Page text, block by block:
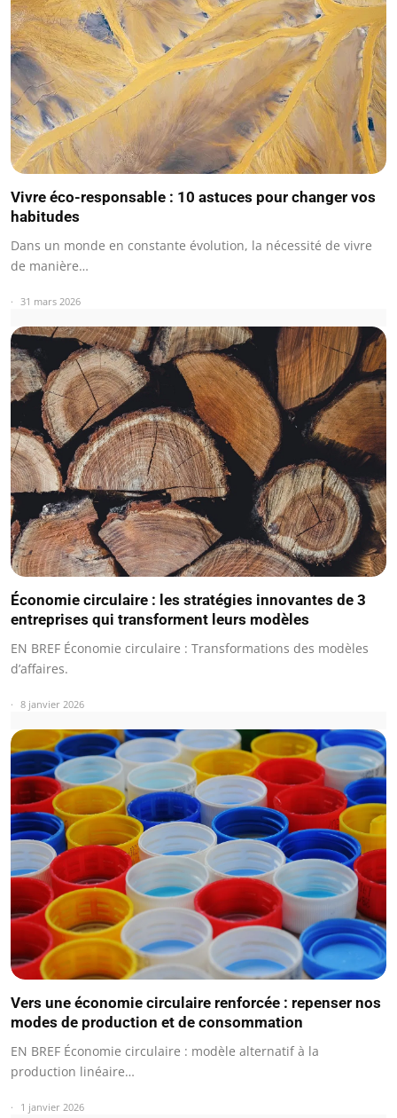
Vivre éco-responsable : 10 astuces pour changer vos
habitudes
Dans un monde en constante évolution, la nécessité de vivre
de manière…
31 mars 2026
Économie circulaire : les stratégies innovantes de 3
entreprises qui transforment leurs modèles
EN BREF Économie circulaire : Transformations des modèles
d’affaires.
8 janvier 2026
Vers une économie circulaire renforcée : repenser nos
modes de production et de consommation
EN BREF Économie circulaire : modèle alternatif à la
production linéaire…
1 janvier 2026